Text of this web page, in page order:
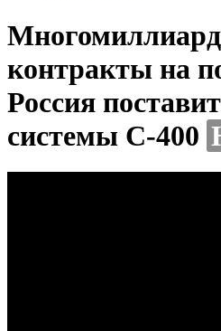
контракты на
Россия
системы С-400